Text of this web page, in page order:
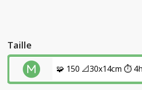
Taille
🧩 150 📐30x14cm ⏱️